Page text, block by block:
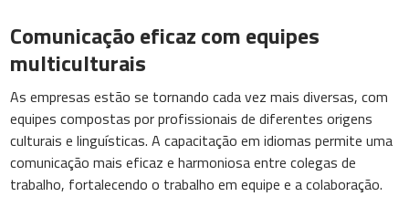
Comunicação eficaz com equipes
multiculturais
As empresas estão se tornando cada vez mais diversas, com
equipes compostas por profissionais de diferentes origens
culturais e linguísticas. A capacitação em idiomas permite uma
comunicação mais eficaz e harmoniosa entre colegas de
trabalho, fortalecendo o trabalho em equipe e a colaboração.